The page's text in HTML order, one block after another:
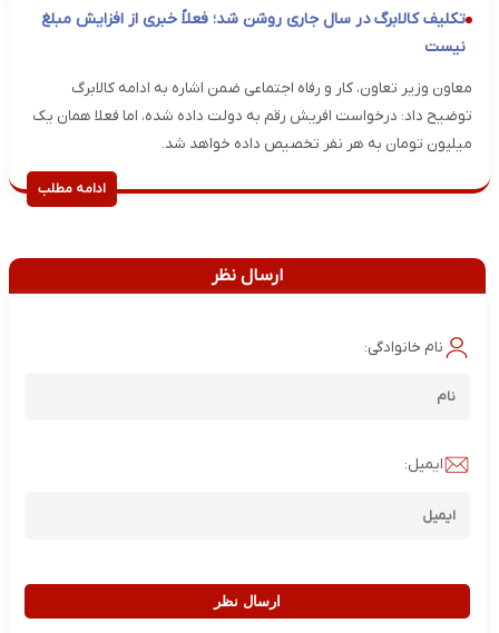
تکلیف کالابرگ در سال جاری روشن شد؛ فعلاً خبری از افزایش مبلغ
نیست
معاون وزیر تعاون، کار و رفاه اجتماعی ضمن اشاره به ادامه کالابرگ
توضیح داد: درخواست افریش رقم به دولت داده شده، اما فعلا همان یک
میلیون تومان به هر نفر تخصیص داده خواهد شد.
ادامه مطلب
ارسال نظر
نام خانوادگی:
ایمیل:
ارسال نظر